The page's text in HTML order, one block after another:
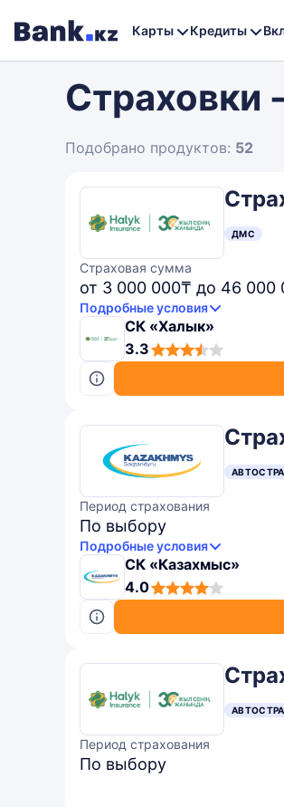
Карты Кредиты
Страховки
Подобрано продуктов: 52
ДМС
Страховая сумма
от 3 000 000₸ до 46 000
Подробные условия
СК «Халык»
3.3
rating
Период страхования
По выбору
Подробные условия
СК «Казахмыс»
4.0
4,0
rating
Период страхования
По выбору